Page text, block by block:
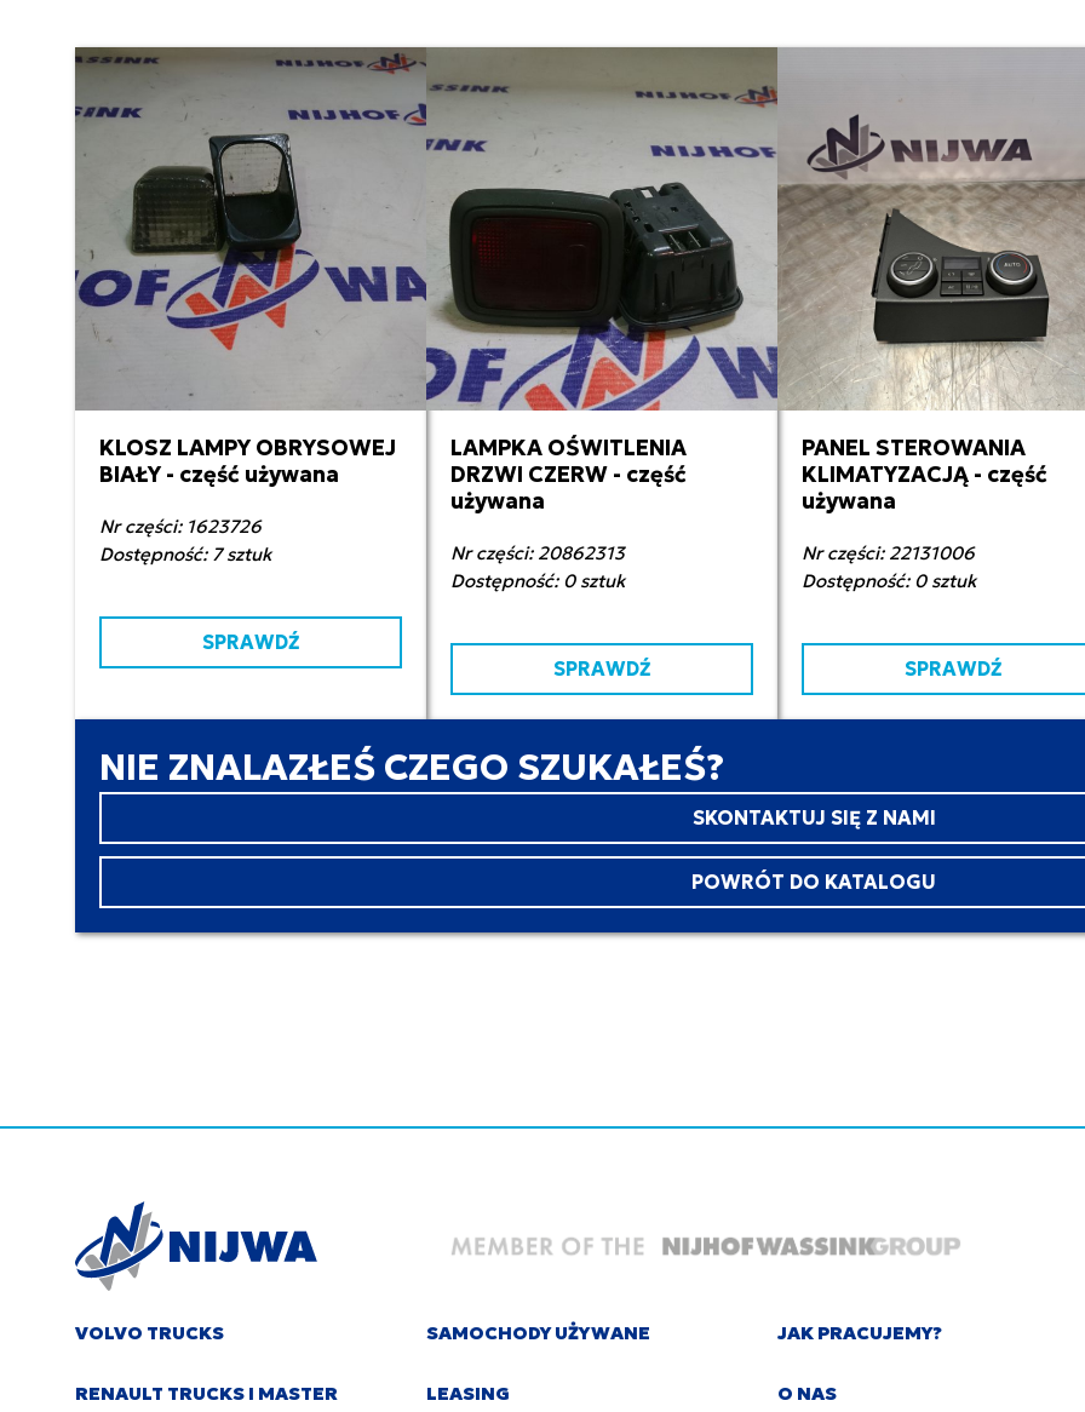
25,00 zł netto
KLOSZ LAMPY OBRYSOWEJ
BIAŁY - część używana
Nr części: 1623726
Dostępność: 7 sztuk
SPRAWDŹ
50,00 zł netto
LAMPKA OŚWITLENIA
DRZWI CZERW - część
używana
Nr części: 20862313
Dostępność: 0 sztuk
SPRAWDŹ
700,00 zł netto
PANEL STEROWANIA
KLIMATYZACJĄ - część
używana
Nr części: 22131006
Dostępność: 0 sztuk
SPRAWDŹ
NIE ZNALAZŁEŚ CZEGO SZUKAŁEŚ?
SKONTAKTUJ SIĘ Z NAMI
POWRÓT DO KATALOGU
VOLVO TRUCKS
RENAULT TRUCKS I MASTER
SAMOCHODY UŻYWANE
LEASING
JAK PRACUJEMY?
O NAS